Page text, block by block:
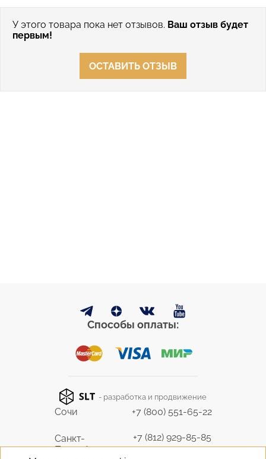
У этого товара пока нет отзывов. Ваш отзыв будет
первым!
ОСТАВИТЬ ОТЗЫВ
Способы оплаты:
- разработка и продвижение
Сочи +7 (800) 551-65-22
Санкт-
Петербург
+7 (812) 929-85-85
9298585@bk.ru